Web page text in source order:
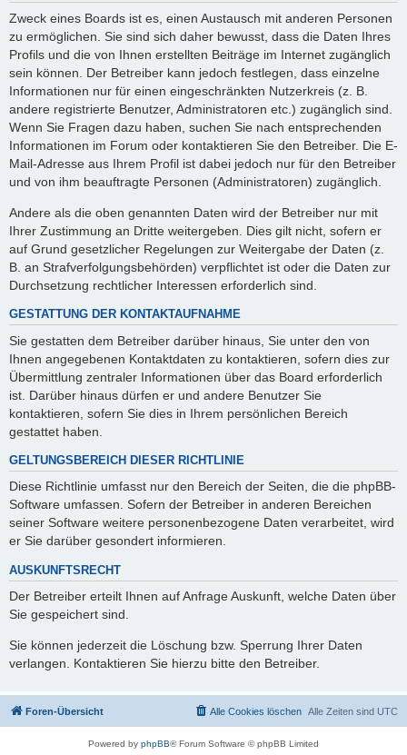
Zweck eines Boards ist es, einen Austausch mit anderen Personen
zu ermöglichen. Sie sind sich daher bewusst, dass die Daten Ihres
Profils und die von Ihnen erstellten Beiträge im Internet zugänglich
sein können. Der Betreiber kann jedoch festlegen, dass einzelne
Informationen nur für einen eingeschränkten Nutzerkreis (z. B.
andere registrierte Benutzer, Administratoren etc.) zugänglich sind.
Wenn Sie Fragen dazu haben, suchen Sie nach entsprechenden
Informationen im Forum oder kontaktieren Sie den Betreiber. Die E-
Mail-Adresse aus Ihrem Profil ist dabei jedoch nur für den Betreiber
und von ihm beauftragte Personen (Administratoren) zugänglich.
Andere als die oben genannten Daten wird der Betreiber nur mit
Ihrer Zustimmung an Dritte weitergeben. Dies gilt nicht, sofern er
auf Grund gesetzlicher Regelungen zur Weitergabe der Daten (z.
B. an Strafverfolgungsbehörden) verpflichtet ist oder die Daten zur
Durchsetzung rechtlicher Interessen erforderlich sind.
GESTATTUNG DER KONTAKTAUFNAHME
Sie gestatten dem Betreiber darüber hinaus, Sie unter den von
Ihnen angegebenen Kontaktdaten zu kontaktieren, sofern dies zur
Übermittlung zentraler Informationen über das Board erforderlich
ist. Darüber hinaus dürfen er und andere Benutzer Sie
kontaktieren, sofern Sie dies in Ihrem persönlichen Bereich
gestattet haben.
GELTUNGSBEREICH DIESER RICHTLINIE
Diese Richtlinie umfasst nur den Bereich der Seiten, die die phpBB-
Software umfassen. Sofern der Betreiber in anderen Bereichen
seiner Software weitere personenbezogene Daten verarbeitet, wird
er Sie darüber gesondert informieren.
AUSKUNFTSRECHT
Der Betreiber erteilt Ihnen auf Anfrage Auskunft, welche Daten über
Sie gespeichert sind.
Sie können jederzeit die Löschung bzw. Sperrung Ihrer Daten
verlangen. Kontaktieren Sie hierzu bitte den Betreiber.
Foren-Übersicht Alle Zeiten sind UTC
Alle Cookies löschen
Powered by phpBB® Forum Software © phpBB Limited